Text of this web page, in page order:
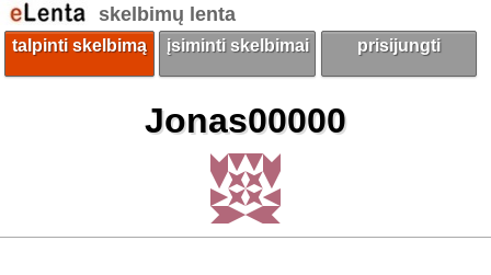
skelbimų lenta
talpinti skelbimą įsiminti skelbimai prisijungti
Jonas00000